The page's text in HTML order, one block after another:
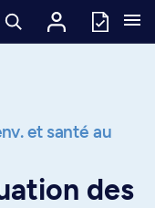
et santé au
des